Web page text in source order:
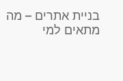
בניית אתרים – מה
מתאים למי